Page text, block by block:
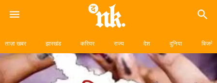
ताज़ा खबर झारखंड करियर राज्य देश दुनिया बिजनेस